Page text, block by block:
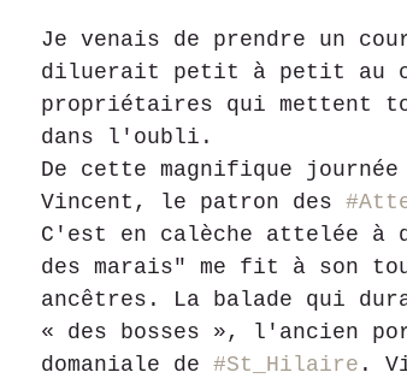
Je venais de prendre un
diluerait petit à petit au
propriétaires qui mettent
dans l'oubli.
De cette magnifique
Vincent, le patron des
C'est en calèche attelée à
des marais" me fit à son
ancêtres. La balade qui
« des bosses », l'ancien
domaniale de #St_Hilaire .